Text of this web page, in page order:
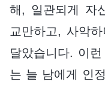
해, 일관되게 자
교만하고, 사악
달았습니다. 이
는 늘 남에게 인